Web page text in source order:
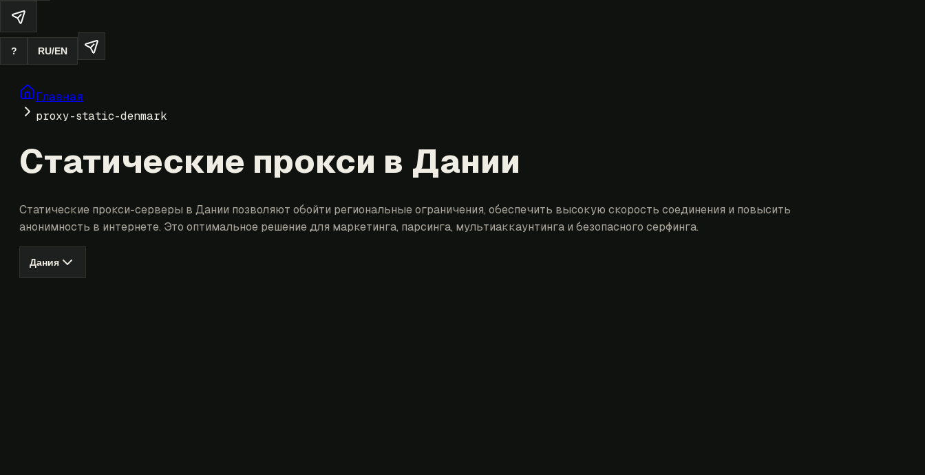
? RU/EN
Главная
proxy-static-denmark
Статические прокси в Дании
Статические прокси-серверы в Дании позволяют обойти региональные ограничения, обеспечить высокую скорость соединения и повысить
анонимность в интернете. Это оптимальное решение для маркетинга, парсинга, мультиаккаунтинга и безопасного серфинга.
Дания